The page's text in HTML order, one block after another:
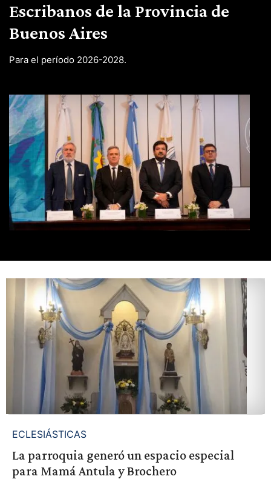
Escribanos de la Provincia de
Buenos Aires
Para el período 2026-2028.
ECLESIÁSTICAS
La parroquia generó un espacio especial
para Mamá Antula y Brochero